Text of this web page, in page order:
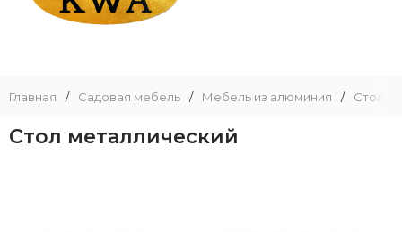
Главная / Садовая мебель / Мебель из алюминия / Столы
Стол металлический